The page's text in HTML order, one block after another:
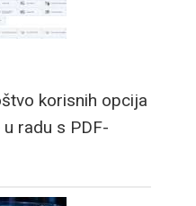
korisnih opcija
radu s PDF-